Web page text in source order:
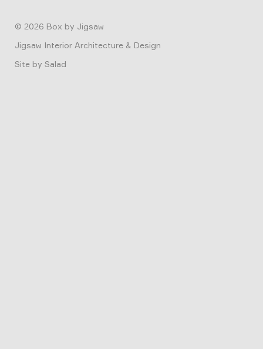
© 2026 Box by Jigsaw
Jigsaw Interior Architecture & Design
Site bySalad